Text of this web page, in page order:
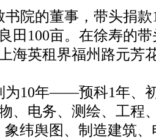
院的董事，带头捐款
田100亩。在徐寿的
海英租界福州路元芳
10年——预科1年、初
、电务、测绘、工程
象纬舆图、制造建筑